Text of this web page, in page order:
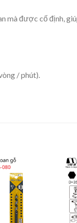
mà được cố định,
/ phút).